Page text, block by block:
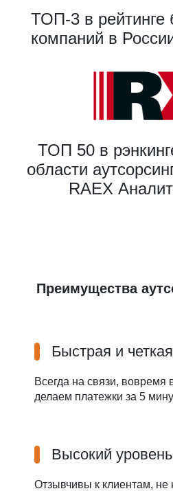
ТОП-3 в рейтинге
компаний в
ТОП 50 в
области
RAEX
Преимущества
Быстрая и
Всегда на связи, вовремя
делаем платежки за 5
Высокий
Отзывчивы к клиентам, не